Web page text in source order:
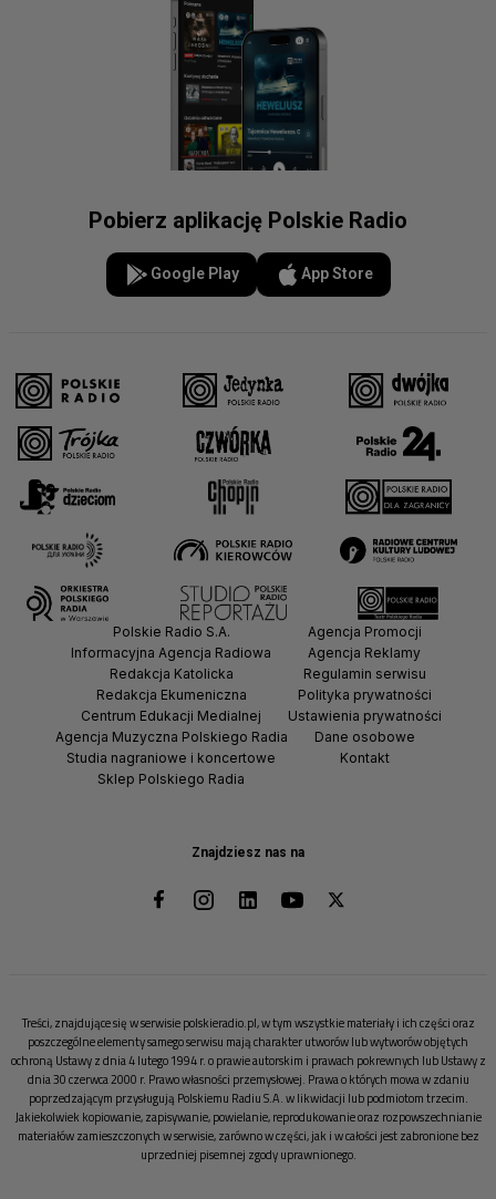
Pobierz aplikację Polskie Radio
Google Play App Store
Znajdziesz nas na
Polskie Radio S.A.
Informacyjna Agencja Radiowa
Redakcja Katolicka
Redakcja Ekumeniczna
Centrum Edukacji Medialnej
Agencja Muzyczna Polskiego Radia
Studia nagraniowe i koncertowe
Sklep Polskiego Radia
Agencja Promocji
Agencja Reklamy
Regulamin serwisu
Polityka prywatności
Ustawienia prywatności
Dane osobowe
Kontakt
Treści, znajdujące się w serwisie polskieradio.pl, w tym wszystkie materiały i ich części oraz
poszczególne elementy samego serwisu mają charakter utworów lub wytworów objętych
ochroną Ustawy z dnia 4 lutego 1994 r. o prawie autorskim i prawach pokrewnych lub Ustawy z
dnia 30 czerwca 2000 r. Prawo własności przemysłowej. Prawa o których mowa w zdaniu
poprzedzającym przysługują Polskiemu Radiu S.A. w likwidacji lub podmiotom trzecim.
Jakiekolwiek kopiowanie, zapisywanie, powielanie, reprodukowanie oraz rozpowszechnianie
materiałów zamieszczonych w serwisie, zarówno w części, jak i w całości jest zabronione bez
uprzedniej pisemnej zgody uprawnionego.